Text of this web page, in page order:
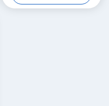
डिस्प्ले और कीबोर्ड के साथ एकीकृत